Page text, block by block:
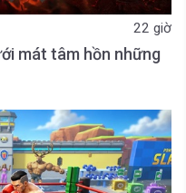
22 giờ
mát tâm hồn những